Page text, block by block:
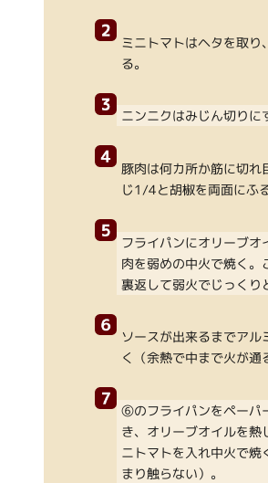
ミニトマトはヘタを取
る。
ニンニクはみじん切りに
豚肉は何カ所か筋に切れ
じ1/4と胡椒を両面にふる
フライパンにオリーブオ
肉を弱めの中火で焼く。
裏返して弱火でじっくり
ソースが出来るまでアル
く（余熱で中まで火が通
⑥のフライパンをペーパ
き、オリーブオイルを熱
ニトマトを入れ中火で焼
まり触らない）。